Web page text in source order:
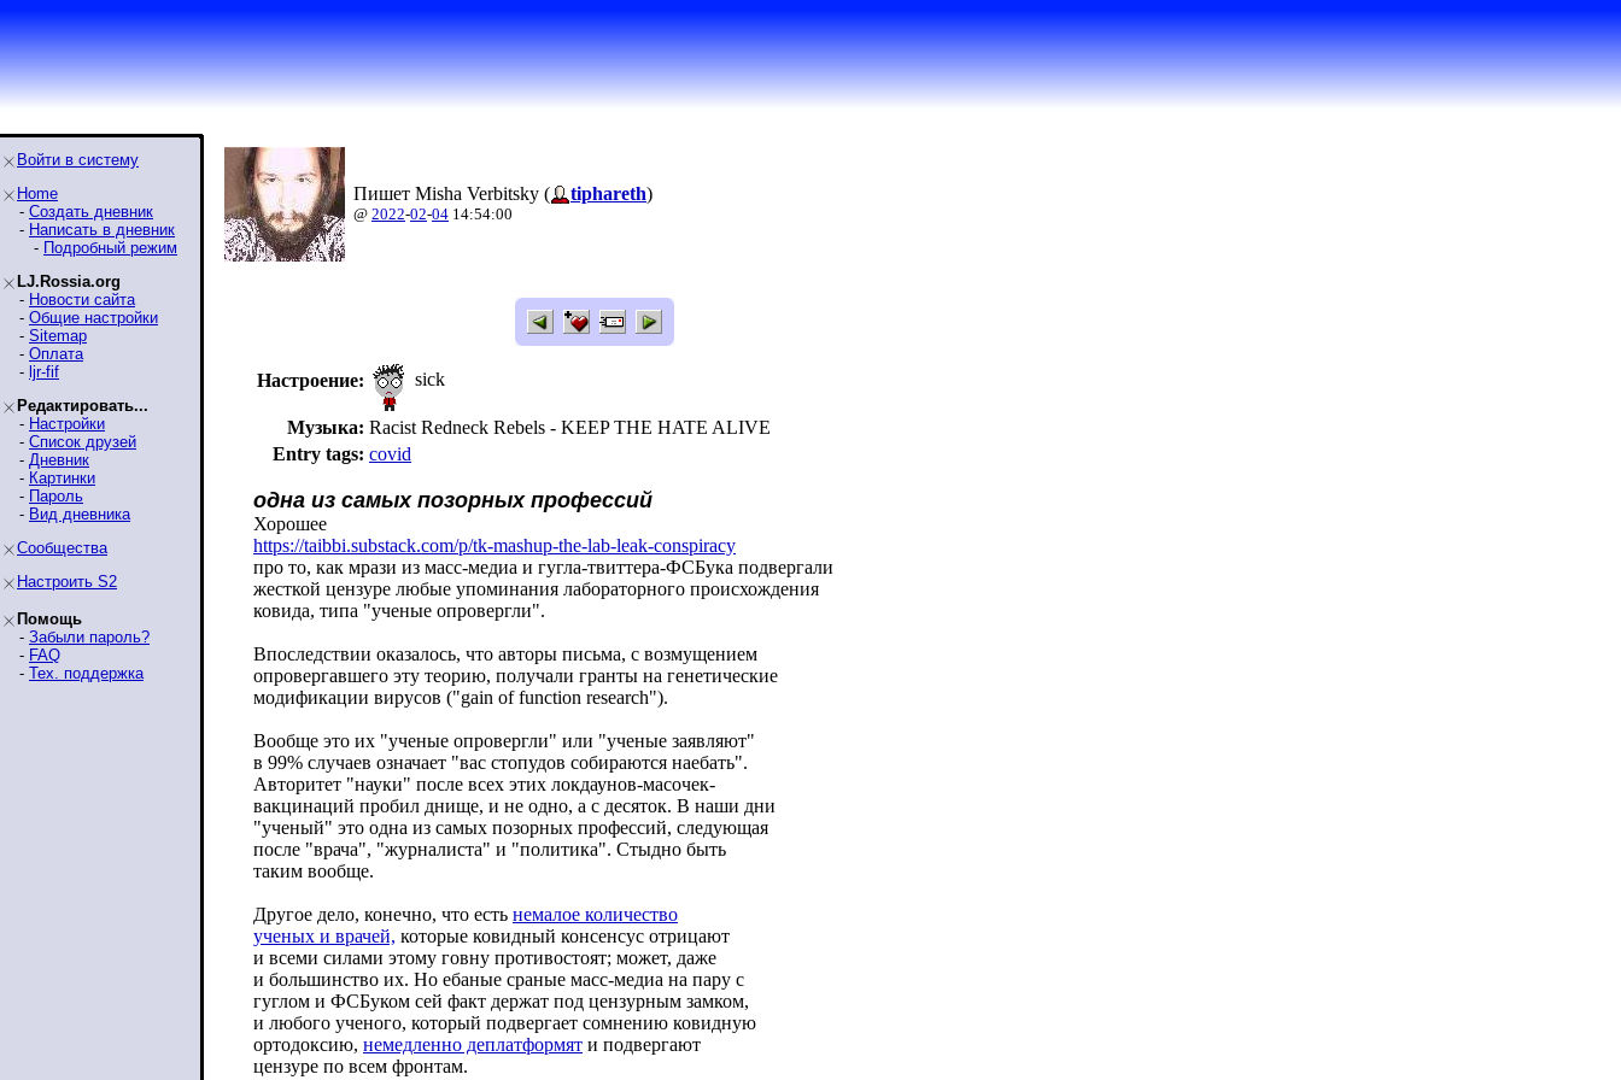
Войти в систему
Home
- Создать дневник
- Написать в дневник
- Подробный режим
LJ.Rossia.org
- Новости сайта
- Общие настройки
- Sitemap
- Оплата
- ljr-fif
Редактировать...
- Настройки
- Список друзей
- Дневник
- Картинки
- Пароль
- Вид дневника
Сообщества
Настроить S2
Помощь
- Забыли пароль?
- FAQ
- Тех. поддержка
Пишет Misha Verbitsky ( tiphareth)
@ 2022-02-04 14:54:00
Настроение: sick
Музыка: Racist Redneck Rebels - KEEP THE HATE ALIVE
Entry tags: covid
одна из самых позорных профессий
Хорошее
https://taibbi.substack.com/p/tk-mashup-the-lab-leak-conspiracy
про то, как мрази из масс-медиа и гугла-твиттера-ФСБука подвергали
жесткой цензуре любые упоминания лабораторного происхождения
ковида, типа "ученые опровергли".
Впоследствии оказалось, что авторы письма, с возмущением
опровергавшего эту теорию, получали гранты на генетические
модификации вирусов ("gain of function research").
Вообще это их "ученые опровергли" или "ученые заявляют"
в 99% случаев означает "вас стопудов собираются наебать".
Авторитет "науки" после всех этих локдаунов-масочек-
вакцинаций пробил днище, и не одно, а с десяток. В наши дни
"ученый" это одна из самых позорных профессий, следующая
после "врача", "журналиста" и "политика". Стыдно быть
таким вообще.
Другое дело, конечно, что есть немалое количество
ученых и врачей, которые ковидный консенсус отрицают
и всеми силами этому говну противостоят; может, даже
и большинство их. Но ебаные сраные масс-медиа на пару с
гуглом и ФСБуком сей факт держат под цензурным замком,
и любого ученого, который подвергает сомнению ковидную
ортодоксию, немедленно деплатформят и подвергают
цензуре по всем фронтам.